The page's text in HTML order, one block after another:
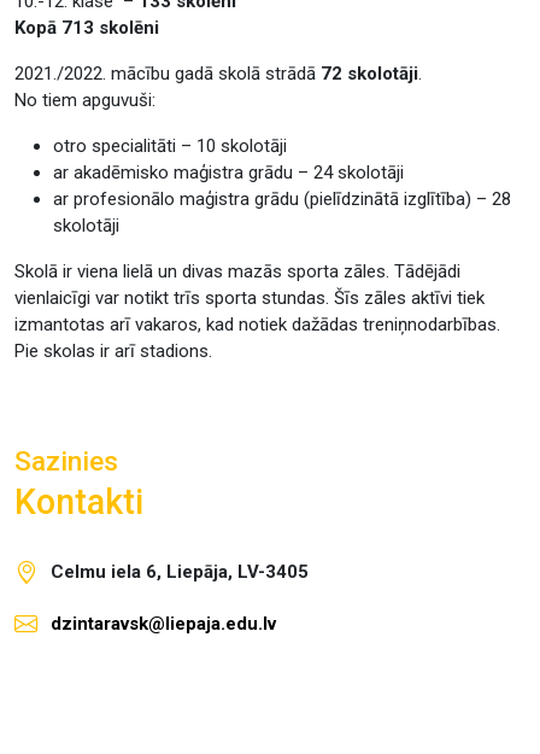
Kopā 713 skolēni
2021./2022. mācību gadā skolā strādā 72 skolotāji.
No tiem apguvuši:
otro specialitāti – 10 skolotāji
ar akadēmisko maģistra grādu – 24 skolotāji
ar profesionālo maģistra grādu (pielīdzinātā izglītība) – 28
skolotāji
Skolā ir viena lielā un divas mazās sporta zāles. Tādējādi
vienlaicīgi var notikt trīs sporta stundas. Šīs zāles aktīvi tiek
izmantotas arī vakaros, kad notiek dažādas treniņnodarbības.
Pie skolas ir arī stadions.
Sazinies
Kontakti
Celmu iela 6, Liepāja, LV-3405
dzintaravsk@liepaja.edu.lv